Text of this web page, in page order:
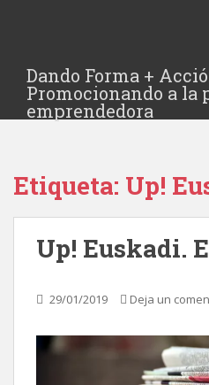
Dando Forma +
Promocionando a la
emprendedora
Etiqueta: Up!
Up! Euskadi.
29/01/2019 Deja un